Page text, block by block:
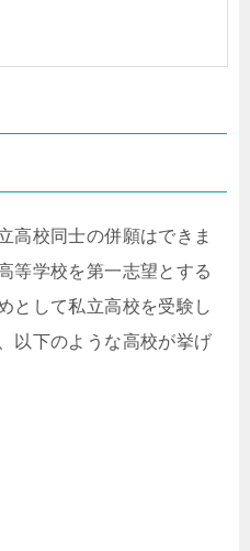
高校同士の併願はできま
等学校を第一志望とする
として私立高校を受験し
以下のような高校が挙げ